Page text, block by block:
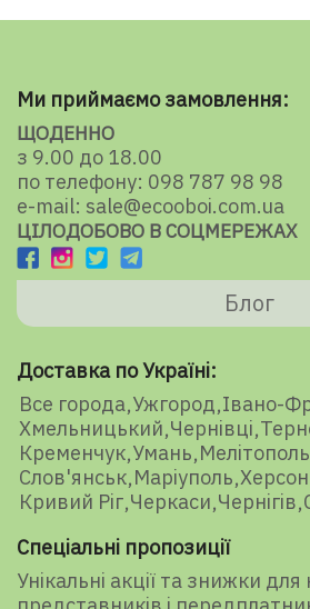
Ми приймаємо замовлення:
ЩОДЕННО
з 9.00 до 18.00
по телефону: 098 787 98 98
e-mail: sale@ecooboi.com.ua
ЦІЛОДОБОВО В СОЦМЕРЕЖАХ
Блог
Доставка по Україні:
Все города Ужгород Івано-
Хмельницький Чернівці
Кременчук Умань Мелітополь
Слов'янськ Маріуполь Херсон
Кривий Ріг Черкаси Чернігів
Спеціальні пропозиції
Унікальні акції та знижки